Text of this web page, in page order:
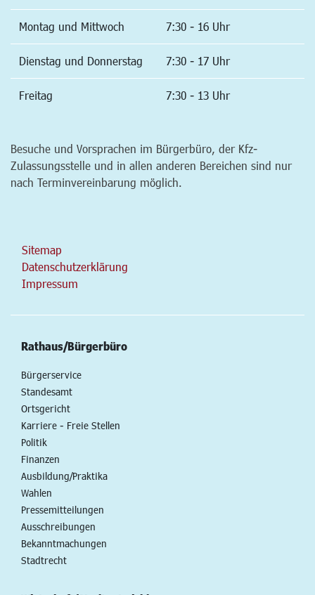
Montag und Mittwoch 7:30 - 16 Uhr
Dienstag und Donnerstag 7:30 - 17 Uhr
Freitag 7:30 - 13 Uhr
Besuche und Vorsprachen im Bürgerbüro, der Kfz-
Zulassungsstelle und in allen anderen Bereichen sind nur
nach Terminvereinbarung möglich.
Sitemap
Datenschutzerklärung
Impressum
Rathaus/Bürgerbüro
Bürgerservice
Standesamt
Ortsgericht
Karriere - Freie Stellen
Politik
Finanzen
Ausbildung/Praktika
Wahlen
Pressemitteilungen
Ausschreibungen
Bekanntmachungen
Stadtrecht